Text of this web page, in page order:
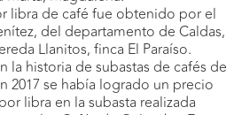
libra de café fue obtenido por el
del departamento de Caldas,
Llanitos, finca El Paraíso.
la historia de subastas de cafés de
2017 se había logrado un precio
libra en la subasta realizada